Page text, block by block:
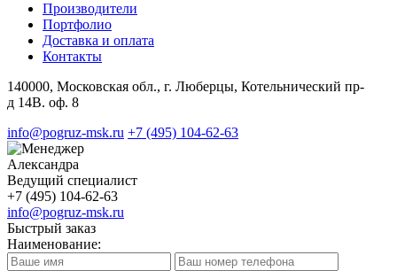
Производители
Портфолио
Доставка и оплата
Контакты
140000, Московская обл., г. Люберцы, Котельнический пр-
д 14В. оф. 8
info@pogruz-msk.ru +7 (495) 104-62-63
Александра
Ведущий специалист
+7 (495) 104-62-63
info@pogruz-msk.ru
Быстрый заказ
Наименование: